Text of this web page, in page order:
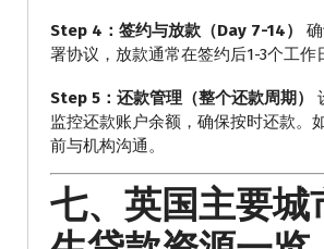
Step 4：签约与放款（Day 7-14）
署协议，放款通常在签约后1-3个工作
Step 5：还款管理（整个还款周期）
监控还款账户余额，确保按时还款。
前与机构沟通。
七、英国主要城